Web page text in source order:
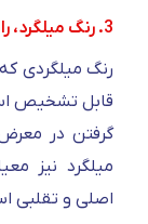
3. رنگ میلگرد، راه تشخیص میلگرد اصل از تقلبی
رنگ میلگردی
قابل تشخیص
گرفتن در
میلگرد نیز
اصلی و تقلبی